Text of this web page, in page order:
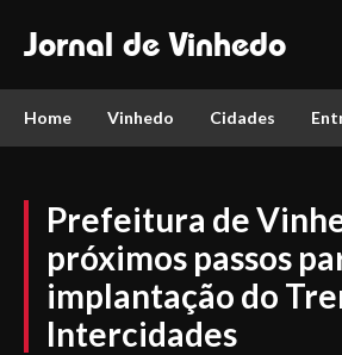
Jornal de Vinhedo
Home Vinhedo Cidades
Prefeitura de
próximos passos
implantação do
Intercidades